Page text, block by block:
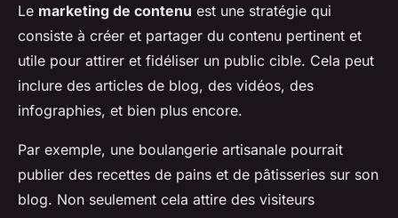
Le marketing de contenu est une stratégie qui
consiste à créer et partager du contenu pertinent et
utile pour attirer et fidéliser un public cible. Cela peut
inclure des articles de blog, des vidéos, des
infographies, et bien plus encore.
Par exemple, une boulangerie artisanale pourrait
publier des recettes de pains et de pâtisseries sur son
blog. Non seulement cela attire des visiteurs